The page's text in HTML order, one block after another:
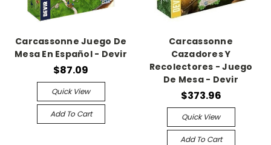
Carcassonne Juego De
Mesa En Español - Devir
$87.09
Quick View
Add To Cart
Carcassonne
Cazadores Y
Recolectores - Juego
De Mesa - Devir
$373.96
Quick View
Add To Cart